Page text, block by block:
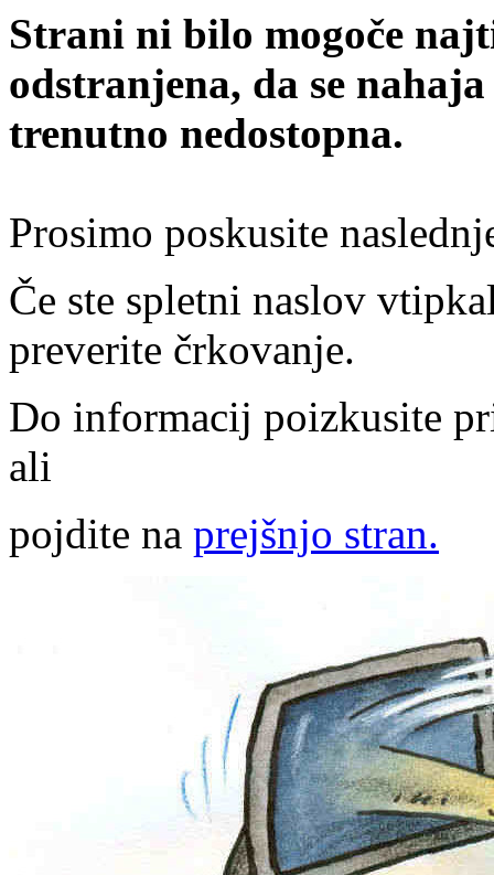
Strani ni bilo mogoče
odstranjena, da se
trenutno nedostopna.
Prosimo poskusite
Če ste spletni naslov
preverite črkovanje.
Do informacij poizkusite
ali
pojdite na prejšnjo stran.